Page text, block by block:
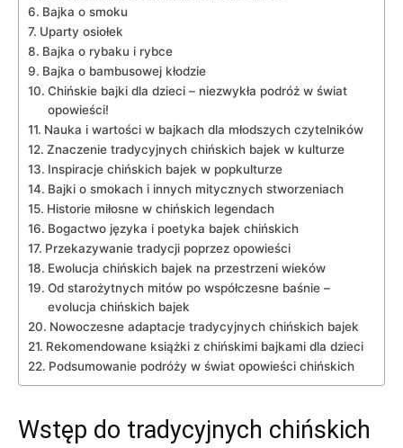
Bajka o smoku
Uparty osiołek
Bajka o⁣ rybaku i rybce
Bajka o bambusowej kłodzie
Chińskie bajki dla ‍dzieci – niezwykła podróż w świat‍
opowieści!
Nauka i wartości w ​bajkach⁣ dla młodszych czytelników
Znaczenie⁤ tradycyjnych chińskich⁤ bajek w kulturze
Inspiracje chińskich bajek w popkulturze
Bajki o smokach i innych mitycznych stworzeniach
Historie miłosne w chińskich legendach
Bogactwo języka i poetyka bajek ‌chińskich
Przekazywanie tradycji poprzez opowieści
Ewolucja chińskich bajek na przestrzeni wieków
Od ⁢starożytnych mitów po współczesne baśnie –
evolucja ‍chińskich bajek
Nowoczesne adaptacje tradycyjnych chińskich bajek
Rekomendowane książki z ⁤chińskimi bajkami dla dzieci
Podsumowanie podróży w świat opowieści chińskich
Wstęp do tradycyjnych chińskich